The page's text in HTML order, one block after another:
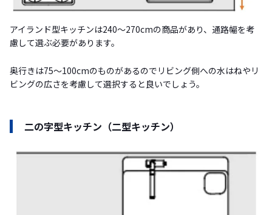
アイランド型キッチンは240〜270cmの商品があり、通路幅を考
慮して選ぶ必要があります。
奥行きは75〜100cmのものがあるのでリビング側への水はねやリ
ビングの広さを考慮して選択すると良いでしょう。
二の字型キッチン（二型キッチン）